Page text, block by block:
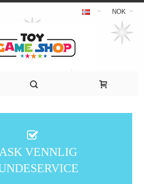
NOK
VENNLIG